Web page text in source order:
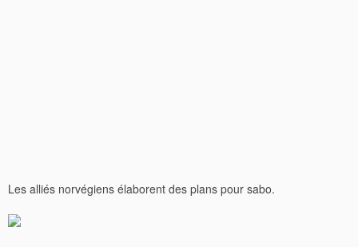
Les alliés norvégiens élaborent des plans pour sabo.